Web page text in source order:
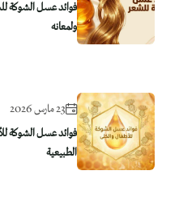
فوائد عسل الشوكة
ولمعانه
23 مارس 2026
فوائد عسل الشوكة
الطبيعية